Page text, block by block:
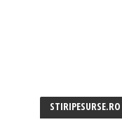
STIRIPESURSE.RO